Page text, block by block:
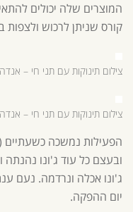
המוצרים שלה יכולים
קורס שניתן לרכוש ולצפות
צילום תינוקות עם תני חי – אנדה
צילום תינוקות עם תני חי – אנדה
הפעילות נמשכה כשעתיים
ובעצם כל עוד ג'ונו נהנתה
ג'ונו אכלה ונרדמה. נעם
יום ההפקה.